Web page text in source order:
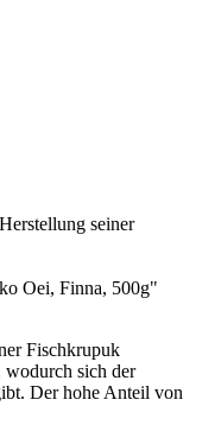
seiner
Oei, Finna, 500g"
Fischkrupuk
wodurch sich der
Der hohe Anteil von